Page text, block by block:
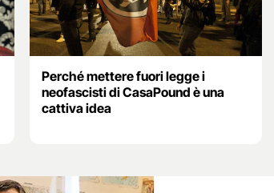
Perché mettere fuori legge i
neofascisti di CasaPound è una
cattiva idea